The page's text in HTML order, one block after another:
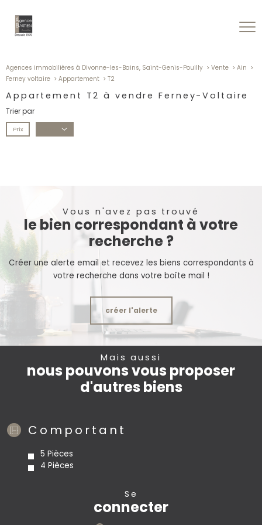
Agences immobilières à Divonne-les-Bains, Saint-Genis-Pouilly Vente
Ain
Ferney voltaire
Appartement T2
Appartement T2 à vendre Ferney-Voltaire
Trier par
Prix
Vous n'avez pas trouvé
le bien correspondant à votre
recherche ?
Créer une alerte email et recevez les biens correspondants à
votre recherche dans votre boîte mail !
créer l'alerte
Mais aussi
nous pouvons vous proposer
d'autres biens
Comportant
5 Pièces
4 Pièces
se
connecter